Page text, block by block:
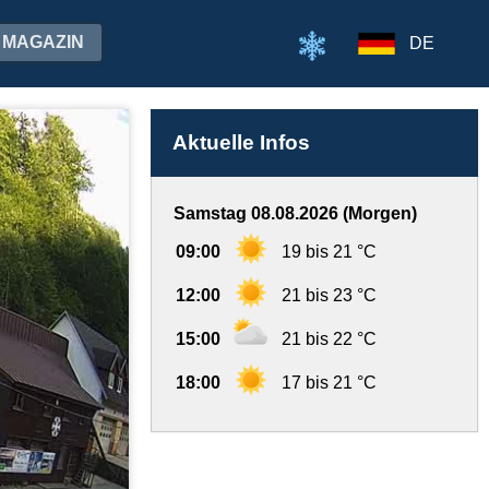
MAGAZIN DE
Aktuelle Infos
Samstag 08.08.2026 (Morgen)
09:00 19 bis 21 °C
12:00 21 bis 23 °C
15:00 21 bis 22 °C
18:00 17 bis 21 °C